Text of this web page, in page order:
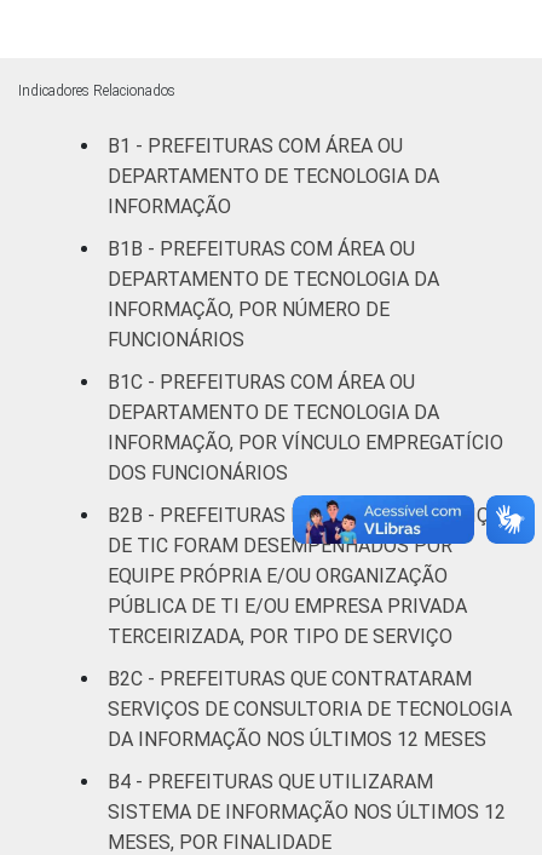
Mais de 50
mil até 100
habitantes
Mais de
100 mil até
500 mil
habitantes
Mais de
habitantes
91 7 2
REGIÃO
E
PORTE
Norte - Até
5 mil
habitantes
90 10 0
Norte -
Mais de 5
mil
habitantes
Indicadores Relacionados
B1 - PREFEITURAS COM ÁREA OU
DEPARTAMENTO DE TECNOLOGIA DA
INFORMAÇÃO
B1B - PREFEITURAS COM ÁREA OU
DEPARTAMENTO DE TECNOLOGIA DA
INFORMAÇÃO, POR NÚMERO DE
FUNCIONÁRIOS
B1C - PREFEITURAS COM ÁREA OU
DEPARTAMENTO DE TECNOLOGIA DA
INFORMAÇÃO, POR VÍNCULO EMPREGATÍCIO
DOS FUNCIONÁRIOS
B2B - PREFEITURAS NAS QUAIS OS SERVIÇOS
DE TIC FORAM DESEMPENHADOS POR
EQUIPE PRÓPRIA E/OU ORGANIZAÇÃO
PÚBLICA DE TI E/OU EMPRESA PRIVADA
TERCEIRIZADA, POR TIPO DE SERVIÇO
B2C - PREFEITURAS QUE CONTRATARAM
SERVIÇOS DE CONSULTORIA DE TECNOLOGIA
DA INFORMAÇÃO NOS ÚLTIMOS 12 MESES
B4 - PREFEITURAS QUE UTILIZARAM
SISTEMA DE INFORMAÇÃO NOS ÚLTIMOS 12
MESES, POR FINALIDADE